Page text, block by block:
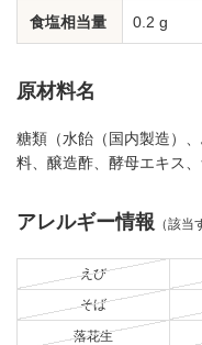
食塩相当量 0.2 g
原材料名
糖類（水飴（国内製造）
料、醸造酢、酵母エキス
アレルギー情報 （該
えび
そば
落花生